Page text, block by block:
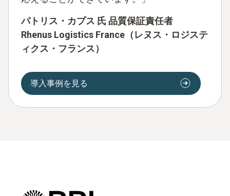
パトリス・カプス 氏 品質保証責任者
Rhenus Logistics France（レヌス・ロジステ
ィクス・フランス）
導入事例を見る